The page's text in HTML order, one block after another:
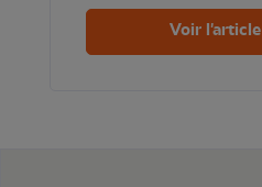
Voir l'article